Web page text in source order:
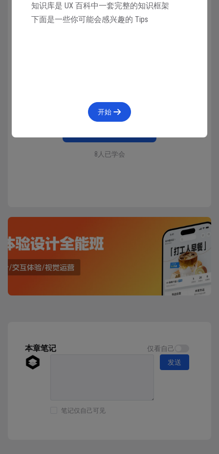
8人已学会
本章笔记 仅看自己
笔记仅自己可见
发送
知识库是 UX 百科中一套完整的知识框架
下面是一些你可能会感兴趣的 Tips
开始